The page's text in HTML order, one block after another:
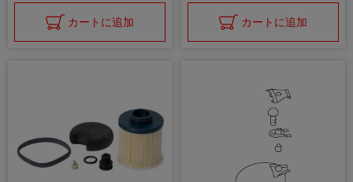
カートに追加 カートに追加